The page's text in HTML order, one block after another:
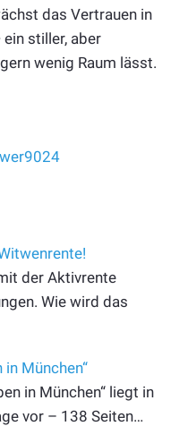
das Vertrauen in
stiller, aber
wenig Raum lässt.
der Aktivrente
Wie wird das
München“
in München“ liegt in
vor – 138 Seiten…